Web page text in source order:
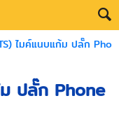
ไมค์แนบแก้ม ปลั๊ก Pho
ปลั๊ก Phone